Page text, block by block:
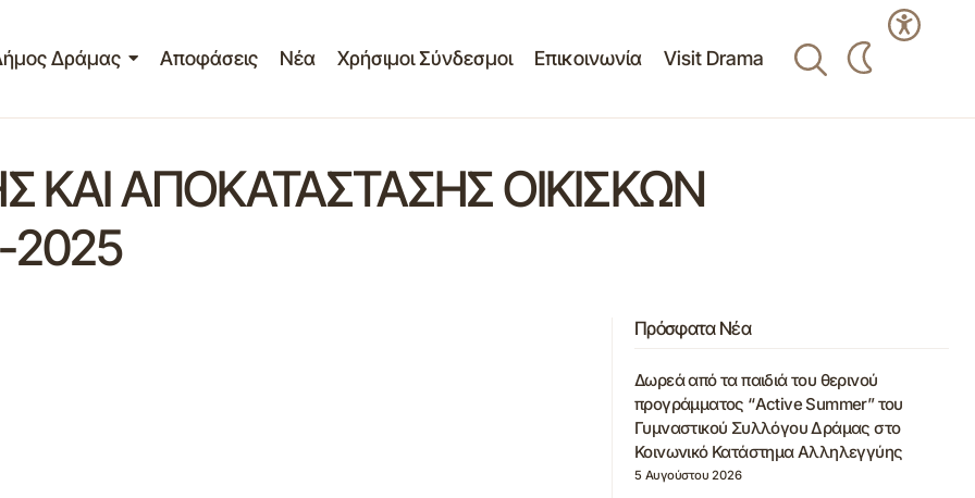
Δράμας Αποφάσεις Νέα Χρήσιμοι Σύνδεσμοι Επικοινωνία Visit Drama
ΚΑΙ ΑΠΟΚΑΤΑΣΤΑΣΗΣ ΟΙΚΙΣΚΩΝ
Πρόσφατα Νέα
Δωρεά από τα παιδιά του θερινού
προγράμματος “Active Summer” του
Γυμναστικού Συλλόγου Δράμας στο
Κοινωνικό Κατάστημα Αλληλεγγύης
5 Αυγούστου 2026